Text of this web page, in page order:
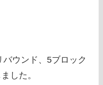
ウンド、5ブロック
した。